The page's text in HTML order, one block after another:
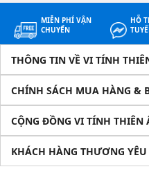
MIỄN PHÍ VẬN
CHUYỂN
HỖ
THÔNG TIN VỀ VI TÍNH
CHÍNH SÁCH MUA HÀNG &
CỘNG ĐỒNG VI TÍNH THIÊN
KHÁCH HÀNG THƯƠNG YÊU